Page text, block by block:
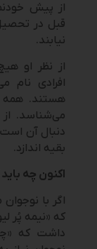
از پیش
قبل در
نیابند.
از نظر او
افرادی نام
هستند. همه
می‌شناسد.
دنبال آن
بقیه اندازد.
اکنون چه
اگر با
که «نیمه پُر
داشت که